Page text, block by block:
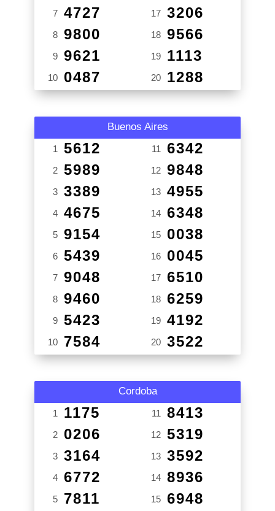
7 4727
8 9800
9 9621
10 0487
17 3206
18 9566
19 1113
20 1288
Buenos Aires
1 5612
2 5989
3 3389
4 4675
5 9154
6 5439
7 9048
8 9460
9 5423
10 7584
11 6342
12 9848
13 4955
14 6348
15 0038
16 0045
17 6510
18 6259
19 4192
20 3522
Cordoba
1 1175
2 0206
3 3164
4 6772
5 7811
11 8413
12 5319
13 3592
14 8936
15 6948